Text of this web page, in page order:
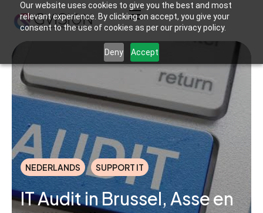
Our website uses cookies to give you the best and most
relevant experience. By clicking on accept, you give your
consent to the use of cookies as per our privacy policy.
Deny Accept
NEDERLANDS SUPPORT IT
IT Audit in Brussel, Asse en